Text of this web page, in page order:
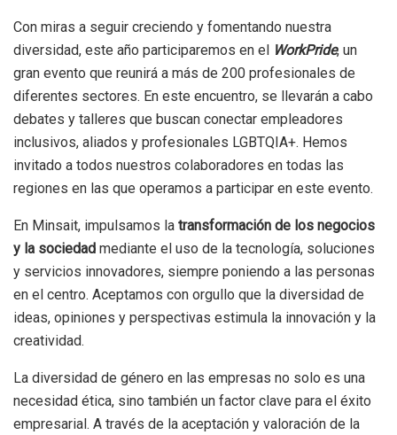
Con miras a seguir creciendo y fomentando nuestra
diversidad, este año participaremos en el
WorkPride, un
gran evento que reunirá a más de 200 profesionales de
diferentes sectores. En este encuentro, se llevarán a cabo
debates y talleres que buscan conectar empleadores
inclusivos, aliados y profesionales LGBTQIA+. Hemos
invitado a todos nuestros colaboradores en todas las
regiones en las que operamos a participar en este evento.
En Minsait, impulsamos la transformación de los negocios
y la sociedad mediante el uso de la tecnología, soluciones
y servicios innovadores, siempre poniendo a las personas
en el centro. Aceptamos con orgullo que la diversidad de
ideas, opiniones y perspectivas estimula la innovación y la
creatividad.
La diversidad de género en las empresas no solo es una
necesidad ética, sino también un factor clave para el éxito
empresarial. A través de la aceptación y valoración de la